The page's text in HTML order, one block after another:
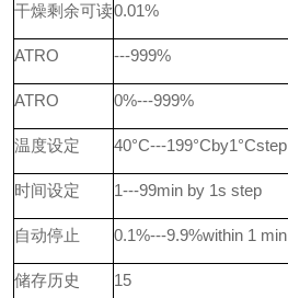
干燥剩余可读0.01%
ATRO ---999%
ATRO 0%---999%
温度设定 40°C---199°Cby1°Cstep
时间设定 1---99min by 1s step
自动停止 0.1%---9.9%within 1 min
储存历史 15